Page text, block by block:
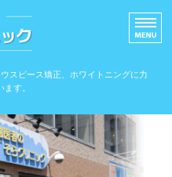
信頼できる歯医者の
スピース矯正、ホワイトニングに力
ます。